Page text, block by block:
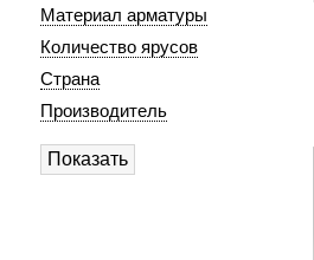
Материал арматуры
Количество ярусов
Страна
Производитель